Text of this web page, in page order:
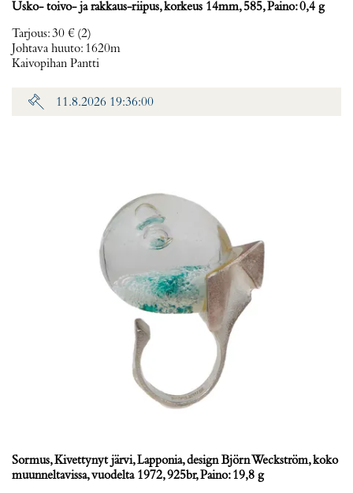
Usko- toivo- ja rakkaus-riipus, korkeus 14mm, 585, Paino: 0,4 g
Tarjous:30 € (2)
Johtava huuto: 1620m
Kaivopihan Pantti
11.8.2026 19:36:00
Sormus, Kivettynyt järvi, Lapponia, design Björn Weckström, koko
muunneltavissa, vuodelta 1972, 925br, Paino: 19,8 g